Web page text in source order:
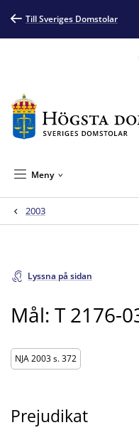
Till Sveriges Domstolar
Meny
2003
Lyssna på sidan
Mål: T 2176-
NJA 2003 s. 372
Prejudikat